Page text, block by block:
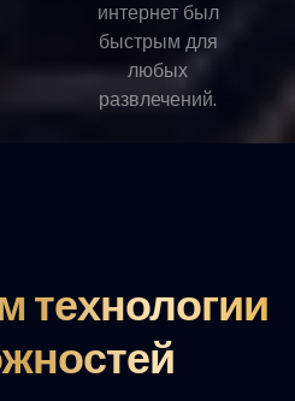
интернет был
быстрым для
любых
развлечений.
технологии